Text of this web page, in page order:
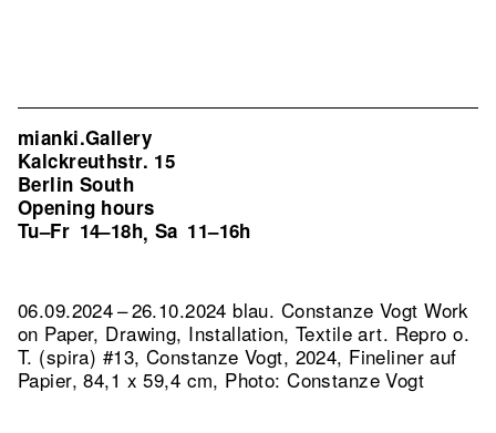
mianki.Gallery
Kalckreuthstr. 15
Berlin South
Opening hours
Tu–Fr 14–18h, Sa 11–16h
06.09.2024 – 26.10.2024 blau. Constanze Vogt Work
on Paper, Drawing, Installation, Textile art. Repro o.
T. (spira) #13, Constanze Vogt, 2024, Fineliner auf
Papier, 84,1 x 59,4 cm, Photo: Constanze Vogt